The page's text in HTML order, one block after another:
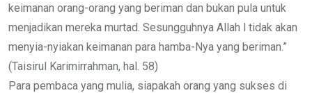
keimanan orang-orang yang beriman dan bukan pula untuk
menjadikan mereka murtad. Sesungguhnya Allah l tidak akan
menyia-nyiakan keimanan para hamba-Nya yang beriman.”
(Taisirul Karimirrahman, hal. 58)
Para pembaca yang mulia, siapakah orang yang sukses di